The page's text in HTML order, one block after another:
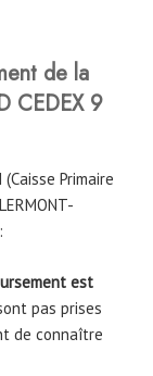
de la
CEDEX 9
Primaire
est
pas prises
de connaître